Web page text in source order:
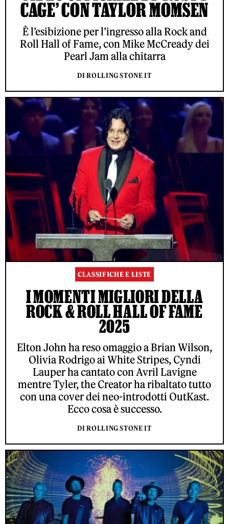
CAGE’ CON TAYLOR MOMSEN
È l’esibizione per l’ingresso alla Rock and
Roll Hall of Fame, con Mike McCready dei
Pearl Jam alla chitarra
DI ROLLING STONE IT
CLASSIFICHE E LISTE
I MOMENTI MIGLIORI DELLA
ROCK & ROLL HALL OF FAME
2025
Elton John ha reso omaggio a Brian Wilson,
Olivia Rodrigo ai White Stripes, Cyndi
Lauper ha cantato con Avril Lavigne
mentre Tyler, the Creator ha ribaltato tutto
con una cover dei neo-introdotti OutKast.
Ecco cosa è successo.
DI ROLLING STONE IT